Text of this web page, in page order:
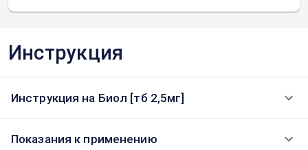
Инструкция
Инструкция на Биол [тб 2,5мг]
Показания к применению